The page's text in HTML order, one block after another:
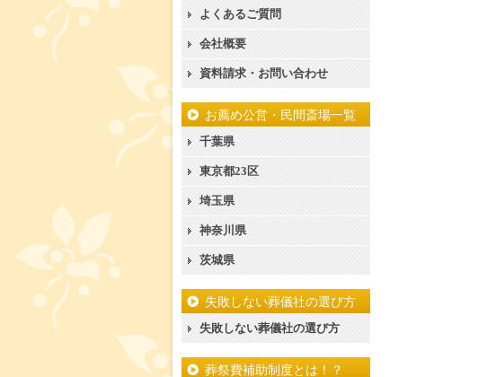
よくあるご質問
会社概要
資料請求・お問い合わせ
お薦め公営・民間斎場一覧
千葉県
東京都23区
埼玉県
神奈川県
茨城県
失敗しない葬儀社の選び方
失敗しない葬儀社の選び方
葬祭費補助制度とは！？